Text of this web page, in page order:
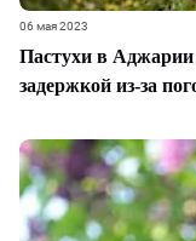
Пастухи в Аджарии
задержкой из-за
06 мая 2023